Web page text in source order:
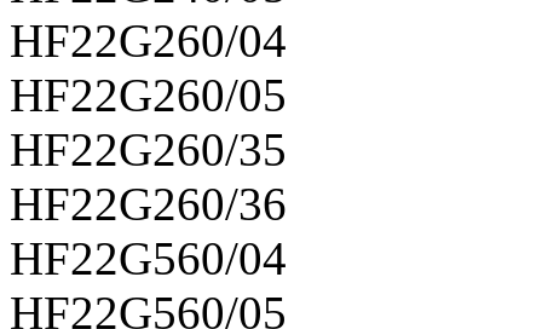
HF22G260/04
HF22G260/05
HF22G260/35
HF22G260/36
HF22G560/04
HF22G560/05